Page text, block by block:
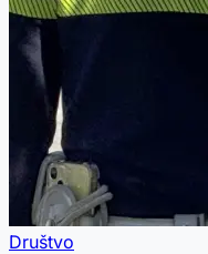
Društvo